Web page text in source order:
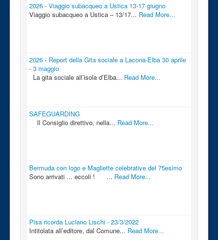
2026 - Viaggio subacqueo a Ustica 13-17 giugno
Viaggio subacqueo a Ustica – 13/17... Read More...
2026 - Report della Gita sociale a Lacona-Elba 30 aprile
- 3 maggio
La gita sociale all’isola d’Elba... Read More...
SAFEGUARDING
Il Consiglio direttivo, nella... Read More...
Bermuda con logo e Magliette celebrative del 75esimo
Sono arrivati ... eccoli ! ... Read More...
Pisa ricorda Luciano Lischi - 23/3/2022
Intitolata all’editore, dal Comune... Read More...